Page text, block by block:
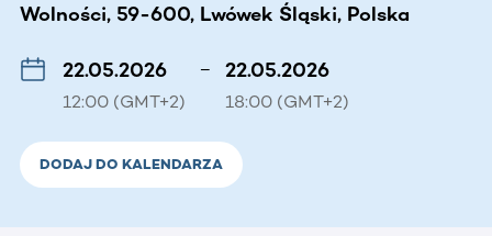
Wolności, 59-600, Lwówek Śląski, Polska
22.05.2026
12:00 (GMT+2)
– 22.05.2026
18:00 (GMT+2)
DODAJ DO KALENDARZA